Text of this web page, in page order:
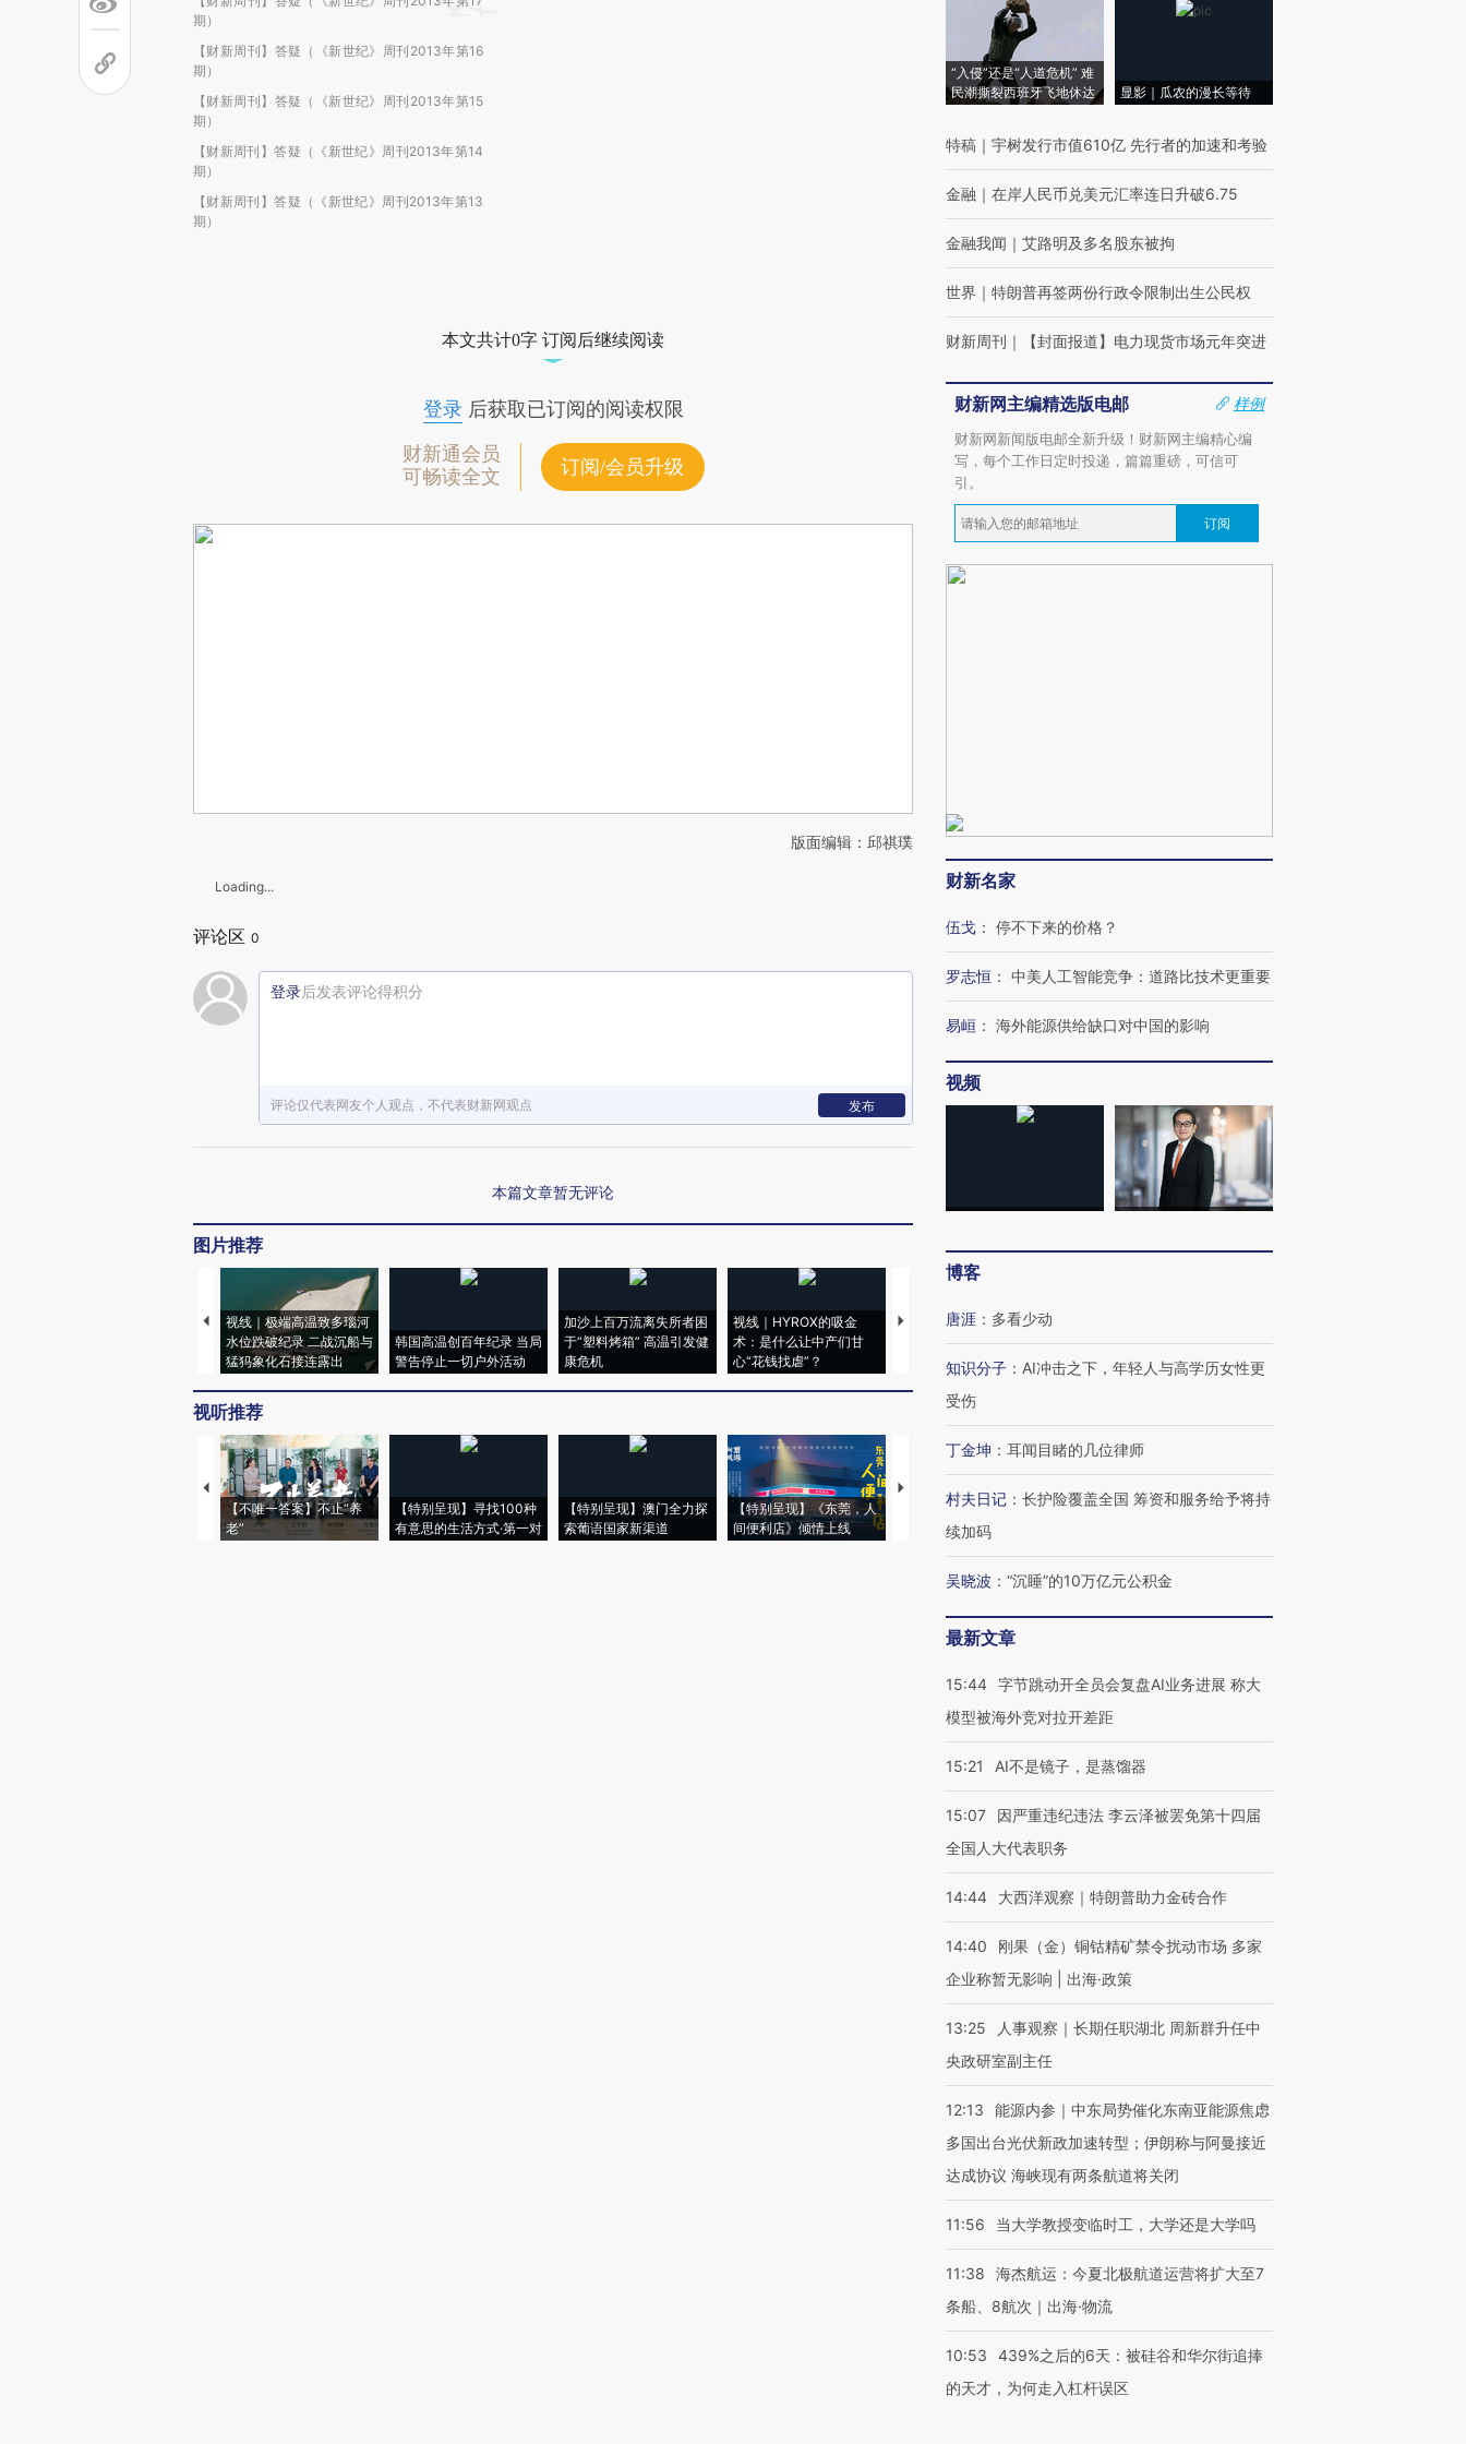
期）
【财新周刊】答疑（《新世纪》周刊2013年第16
期）
【财新周刊】答疑（《新世纪》周刊2013年第15
期）
【财新周刊】答疑（《新世纪》周刊2013年第14
期）
【财新周刊】答疑（《新世纪》周刊2013年第13
期）
本文共计0字 订阅后继续阅读
登录后获取已订阅的阅读权限
财新通会员
可畅读全文
订阅/会员升级
版面编辑：邱祺璞
Loading...
评论区 0
登录后发表评论得积分
评论仅代表网友个人观点，不代表财新网观点 发布
本篇文章暂无评论
图片推荐
视线｜极端高温致多瑙河
水位跌破纪录 二战沉船与
猛犸象化石接连露出
韩国高温创百年纪录 当局
警告停止一切户外活动
加沙上百万流离失所者困
于“塑料烤箱” 高温引发健
康危机
视线｜HYROX的吸金
术：是什么让中产们甘
心“花钱找虐”？
马航飞行员跨国走私7万
粒摇头丸 尿检体内含3种
度Z世代 用街头抗争将教
育部长拱下台
机”？难民潮撕裂西班牙
飞地休达
视听推荐
【不唯一答案】不止“养
老”
【特别呈现】寻找100种
有意思的生活方式·第一对
【特别呈现】澳门全力探
索葡语国家新渠道
【特别呈现】《东莞，人
间便利店》倾情上线
【推广】走进第四届链博
会，让数智科技“链”接产
【特别呈现】寻找100种
【商旅对话】华住集团
CFO：不靠规模取胜，华
“入侵”还是“人道危机” 难
民潮撕裂西班牙飞地休达
显影｜瓜农的漫长等待
特稿 ｜ 宇树发行市值610亿 先行者的加速和考验
金融 ｜ 在岸人民币兑美元汇率连日升破6.75
金融我闻 ｜ 艾路明及多名股东被拘
世界 ｜ 特朗普再签两份行政令限制出生公民权
财新周刊 ｜ 【封面报道】电力现货市场元年突进
财新网主编精选版电邮
样例
财新网新闻版电邮全新升级！财新网主编精心编
写，每个工作日定时投递，篇篇重磅，可信可
引。
订阅
财新名家
伍戈 ： 停不下来的价格？
罗志恒 ： 中美人工智能竞争：道路比技术更重要
易峘 ： 海外能源供给缺口对中国的影响
视频
博客
唐涯 ： 多看少动
知识分子 ： AI冲击之下，年轻人与高学历女性更
受伤
丁金坤 ： 耳闻目睹的几位律师
村夫日记 ： 长护险覆盖全国 筹资和服务给予将持
续加码
吴晓波 ： “沉睡”的10万亿元公积金
最新文章
15:44 字节跳动开全员会复盘AI业务进展 称大
模型被海外竞对拉开差距
15:21 AI不是镜子，是蒸馏器
15:07
因严重违纪违法 李云泽被罢免第十四届
全国人大代表职务
14:44 大西洋观察｜特朗普助力金砖合作
14:40
刚果（金）铜钴精矿禁令扰动市场 多家
企业称暂无影响 | 出海·政策
13:25
人事观察｜长期任职湖北 周新群升任中
央政研室副主任
12:13
能源内参｜中东局势催化东南亚能源焦虑
多国出台光伏新政加速转型；伊朗称与阿曼接近
达成协议 海峡现有两条航道将关闭
11:56 当大学教授变临时工，大学还是大学吗
11:38
海杰航运：今夏北极航道运营将扩大至7
条船、8航次｜出海·物流
10:53
439%之后的6天：被硅谷和华尔街追捧
的天才，为何走入杠杆误区